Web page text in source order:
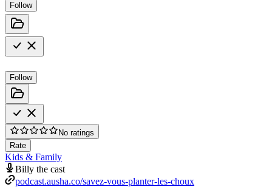
Follow
Follow
No ratings
Rate
Kids & Family
Billy the cast
podcast.ausha.co/savez-vous-planter-les-choux